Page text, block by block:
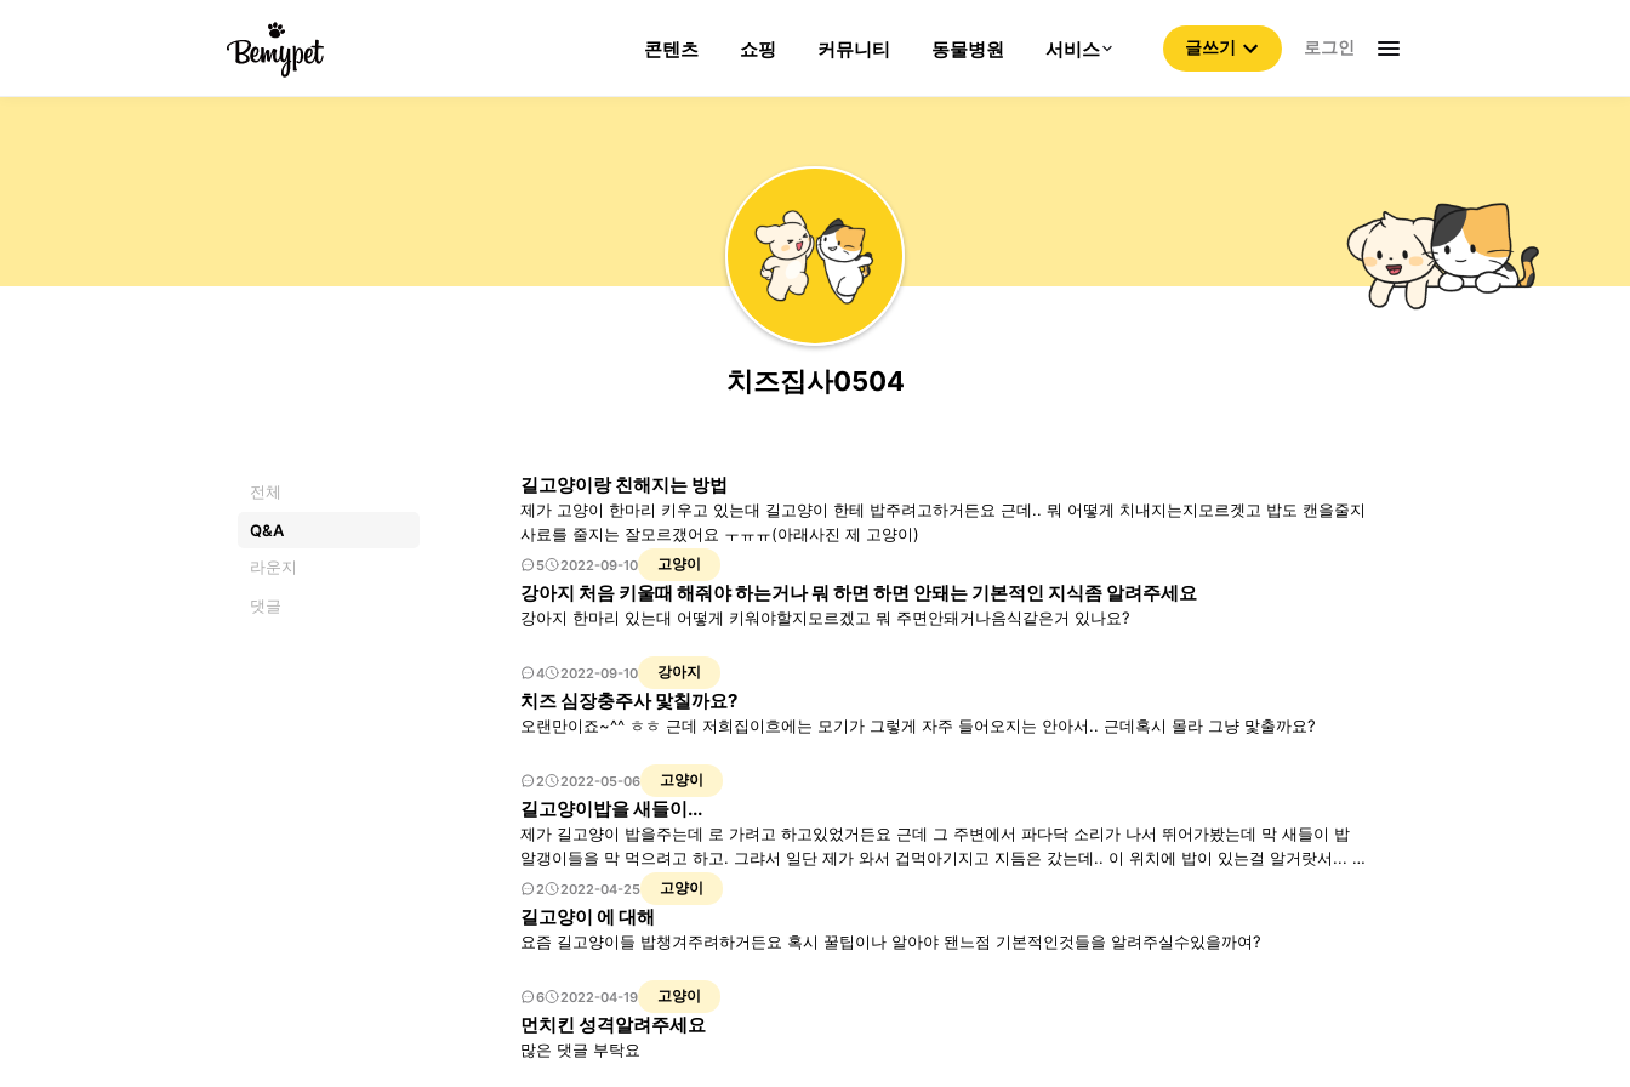
콘텐츠 쇼핑 커뮤니티 동물병원 서비스 글쓰기 로그인
치즈집사0504
전체
Q&A
라운지
댓글
길고양이랑 친해지는 방법
제가 고양이 한마리 키우고 있는대 길고양이 한테 밥주려고하거든요 근데.. 뭐 어떻게 치내지는지모르겟고 밥도 캔을줄지
사료를 줄지는 잘모르갰어요 ㅜㅠㅠ(아래사진 제 고양이)
5 2022-09-10 고양이
강아지 처음 키울때 해줘야 하는거나 뭐 하면 하면 안돼는 기본적인 지식좀 알려주세요
강아지 한마리 있는대 어떻게 키워야할지모르겠고 뭐 주면안돼거나음식같은거 있나요?
4 2022-09-10 강아지
치즈 심장충주사 맟칠까요?
오랜만이죠~^^ ㅎㅎ 근데 저희집이흐에는 모기가 그렇게 자주 들어오지는 안아서.. 근데혹시 몰라 그냥 맟출까요?
2 2022-05-06 고양이
길고양이밥을 새들이...
제가 길고양이 밥을주는데 로 가려고 하고있었거든요 근데 그 주변에서 파다닥 소리가 나서 뛰어가봤는데 막 새들이 밥
알갱이들을 막 먹으려고 하고. 그랴서 일단 제가 와서 겁먹아기지고 지듬은 갔는데.. 이 위치에 밥이 있는걸 알거랏서... 어
떻게 해야됄지 방법이 없나요ㅡㅡ? 아님 그냥 밥 거기다가 주는 수밖에 없나요?
2 2022-04-25 고양이
길고양이 에 대해
요즘 길고양이들 밥챙겨주려하거든요 혹시 꿀팁이나 알아야 됀느점 기본적인것들을 알려주실수있을까여?
6 2022-04-19 고양이
먼치킨 성격알려주세요
많은 댓글 부탁요